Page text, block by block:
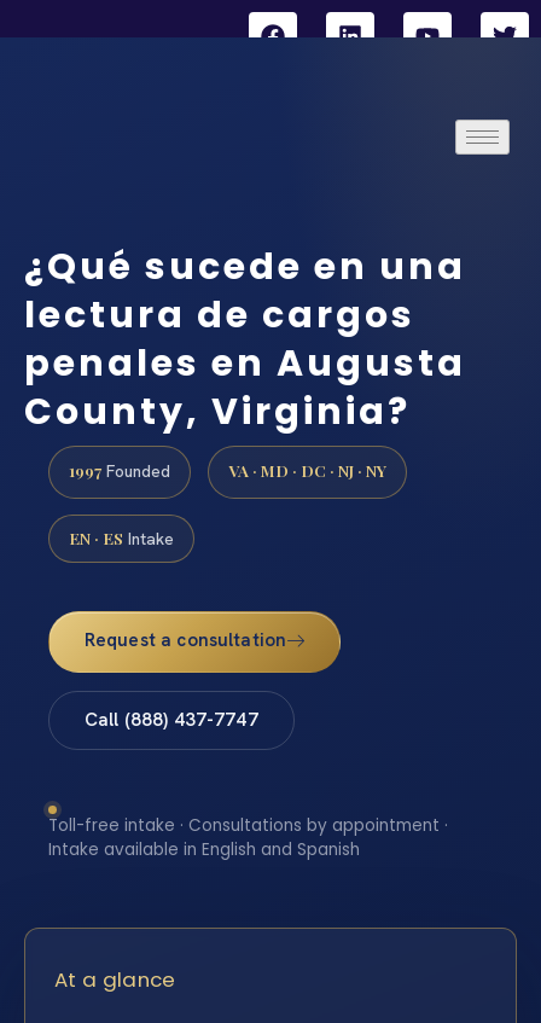
¿Qué sucede en una
lectura de cargos
penales en Augusta
County, Virginia?
1997 Founded VA · MD · DC · NJ · NY
EN · ES Intake
Request a consultation
Call (888) 437-7747
Toll-free intake · Consultations by appointment ·
Intake available in English and Spanish
At a glance